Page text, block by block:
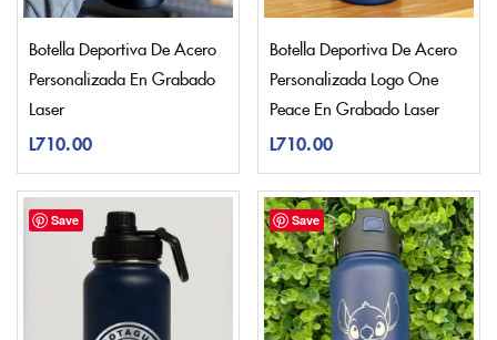
Botella Deportiva De Acero
Personalizada En Grabado
Laser
L710.00
Botella Deportiva De Acero
Personalizada Logo One
Peace En Grabado Laser
L710.00
Save Save